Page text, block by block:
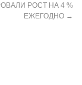
РОСТ НА 4 %
ЕЖЕГОДНО →